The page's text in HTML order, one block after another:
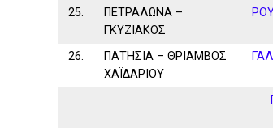
25.
ΠΕΤΡΑΛΩΝΑ –
ΓΚΥΖΙΑΚΟΣ
26.
ΠΑΤΗΣΙΑ – ΘΡΙΑΜΒΟΣ
ΧΑΪΔΑΡΙΟΥ